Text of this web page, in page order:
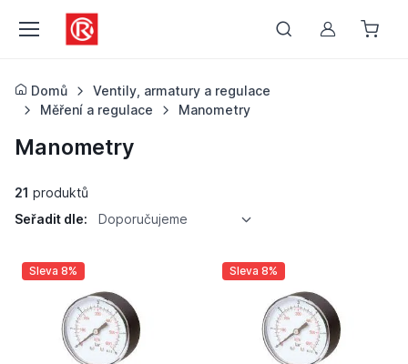
Můj účet
Domů
Ventily, armatury a regulace
Měření a regulace
Manometry
Manometry
21 produktů
Seřadit dle:
Doporučujeme
Sleva 8% Sleva 8%